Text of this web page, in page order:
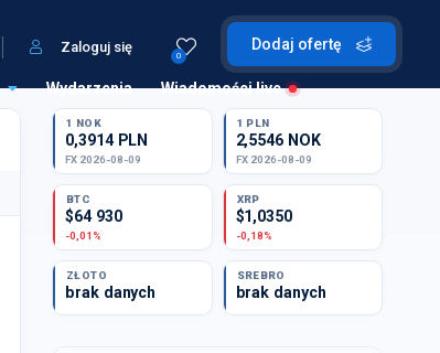
Dodaj ofertę
0
Zaloguj się
Wydarzenia Wiadomości live
1 NOK
0,3914 PLN
FX 2026-08-09
1 PLN
2,5546 NOK
FX 2026-08-09
BTC
$64 930
-0,01%
XRP
$1,0350
-0,18%
ZŁOTO
brak danych
SREBRO
brak danych